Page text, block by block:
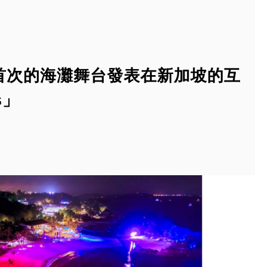
的海灘舞台發表在新加坡的互